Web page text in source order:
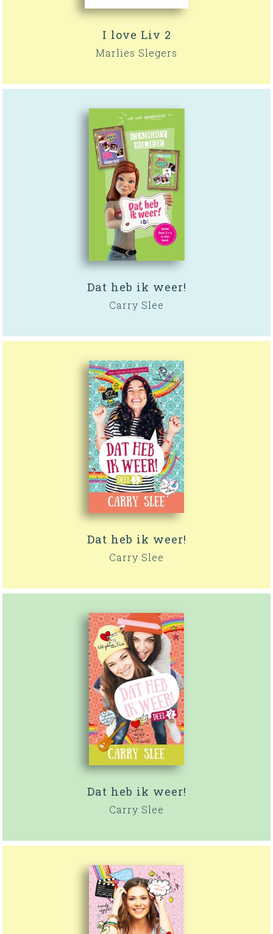
I love Liv 2
Marlies Slegers
Dat heb ik weer!
Carry Slee
Dat heb ik weer!
Carry Slee
Dat heb ik weer!
Carry Slee